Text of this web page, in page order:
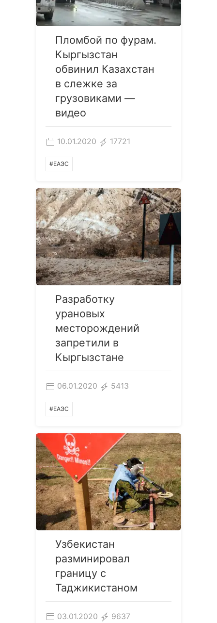
Пломбой по фурам.
Кыргызстан
обвинил Казахстан
в слежке за
грузовиками —
видео
10.01.2020 17721
#ЕАЭС
Разработку
урановых
месторождений
запретили в
Кыргызстане
06.01.2020 5413
#ЕАЭС
Узбекистан
разминировал
границу с
Таджикистаном
03.01.2020 9637